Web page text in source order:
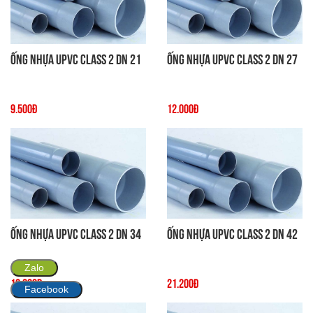
Ống Nhựa uPVC Class 2 DN 21
9.500đ
Ống Nhựa uPVC Class 2 DN 27
12.000đ
Ống Nhựa uPVC Class 2 DN 34
16.600đ
Ống Nhựa uPVC Class 2 DN 42
21.200đ
Zalo
Facebook